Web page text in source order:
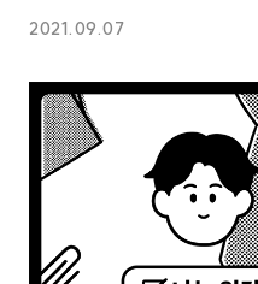
2021.09.07